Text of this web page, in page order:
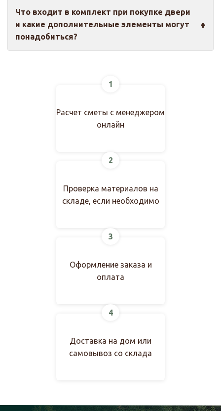
агрессивной химии. Раз в год используйте
полироль. Это особенно важно для моделей в
эмали и с элементами стекла.
Что входит в комплект при покупке двери
и какие дополнительные элементы могут
понадобиться?
коробка. Наши менеджеры помогут подобрать
1
Расчет сметы с менеджером
онлайн
2
Проверка материалов на
складе, если необходимо
3
Оформление заказа и
оплата
4
Доставка на дом или
самовывоз со склада